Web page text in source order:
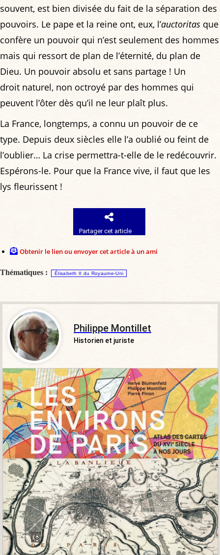
souvent, est bien divisée du fait de la séparation des
pouvoirs. Le pape et la reine ont, eux, l’auctoritas que
confère un pouvoir qui n’est seulement des hommes
mais qui ressort de plan de l’éternité, du plan de
Dieu. Un pouvoir absolu et sans partage ! Un
droit naturel, non octroyé par des hommes qui
peuvent l’ôter dès qu’il ne leur plaît plus.
La France, longtemps, a connu un pouvoir de ce
type. Depuis deux siècles elle l’a oublié ou feint de
l’oublier… La crise permettra-t-elle de le redécouvrir.
Espérons-le. Pour que la France vive, il faut que les
lys fleurissent !
Partager cet article
Obtenir le lien ou envoyer cet article à un ami
Thématiques : Élisabeth II du Royaume-Uni
Philippe Montillet
Historien et juriste